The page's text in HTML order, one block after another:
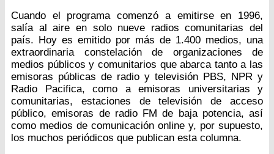
Cuando el programa comenzó a emitirse en 1996,
salía al aire en solo nueve radios comunitarias del
país. Hoy es emitido por más de 1.400 medios, una
extraordinaria constelación de organizaciones de
medios públicos y comunitarios que abarca tanto a las
emisoras públicas de radio y televisión PBS, NPR y
Radio Pacifica, como a emisoras universitarias y
comunitarias, estaciones de televisión de acceso
público, emisoras de radio FM de baja potencia, así
como medios de comunicación online y, por supuesto,
los muchos periódicos que publican esta columna.